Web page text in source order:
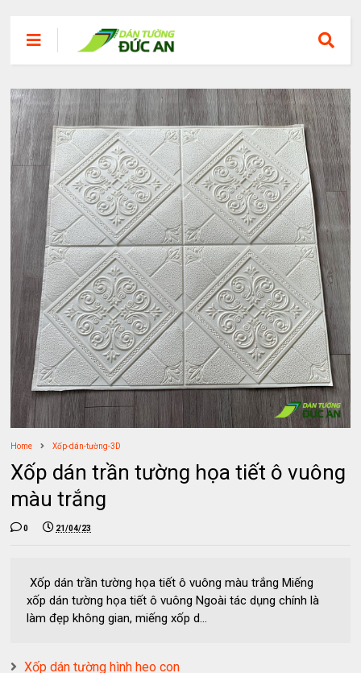
Home Xốp-dán-tường-3D
Xốp dán trần tường họa tiết ô vuông
màu trắng
0 21/04/23
Xốp dán trần tường họa tiết ô vuông màu trắng Miếng
xốp dán tường họa tiết ô vuông Ngoài tác dụng chính là
làm đẹp không gian, miếng xốp d...
Xốp dán tường hình heo con